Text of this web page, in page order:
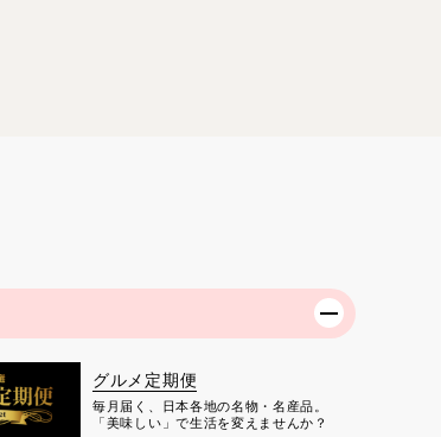
グルメ定期便
毎月届く、日本各地の名物・名産品。
「美味しい」で生活を変えませんか？